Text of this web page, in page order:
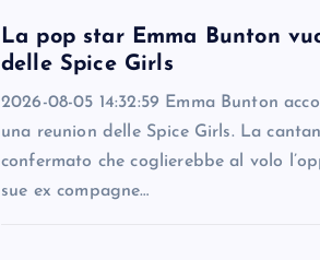
La pop star Emma Bunton
delle Spice Girls
2026-08-05 14:32:59 Emma Bunton
una reunion delle Spice Girls. La
confermato che coglierebbe al volo
sue ex compagne…